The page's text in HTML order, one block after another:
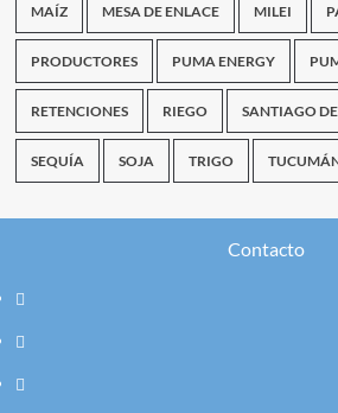
MAÍZ MESA DE ENLACE MILEI
PRODUCTORES PUMA ENERGY
RETENCIONES RIEGO SANTIAGO
SEQUÍA SOJA TRIGO
Contacto